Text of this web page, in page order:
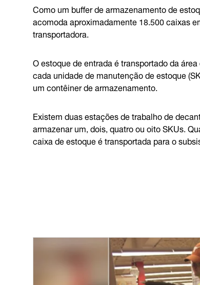
Como um buffer de armazenamento de
acomoda aproximadamente 18.500 caixas
transportadora.
O estoque de entrada é transportado da
cada unidade de manutenção de estoque
um contêiner de armazenamento.
Existem duas estações de trabalho de
armazenar um, dois, quatro ou oito SKUs.
caixa de estoque é transportada para o